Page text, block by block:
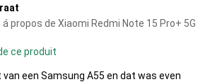
propos de Xiaomi Redmi Note 15 Pro+ 5G
ce produit
van een Samsung A55 en dat was even